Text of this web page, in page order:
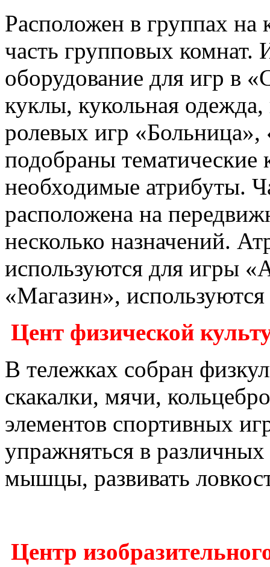
Расположен в группах
часть групповых комнат.
оборудование для игр в
куклы, кукольная
ролевых игр
подобраны тематические
необходимые атрибуты.
расположена на
несколько назначений.
используются для игры
«Магазин»,
Цент физической
В тележках собран
скакалки, мячи,
элементов спортивных
упражняться в
мышцы, развивать
Центр